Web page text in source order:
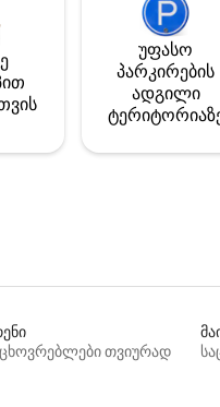
უფასო
პარკირების
ადგილი
თვიურად